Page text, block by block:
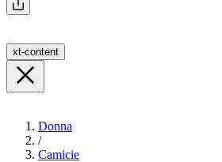
xt-content
Donna
/
Camicie